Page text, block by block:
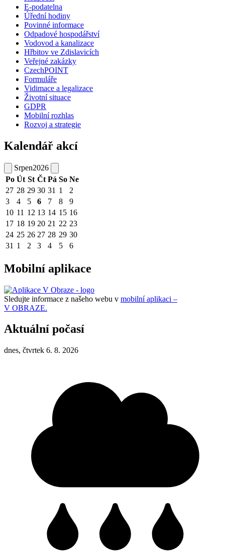
E-podatelna
Úřední hodiny
Povinné informace
Odpadové hospodářství
Vodovod a kanalizace
Hřbitov ve Zdislavicích
Veřejné zakázky
CzechPOINT
Formuláře
Vidimace a legalizace
Životní situace
GDPR
Mobilní rozhlas
Rozvoj a strategie
Kalendář akcí
Srpen2026
Po Út St Čt Pá So Ne
27 28 29 30 31 1
2
3
4 5 6 7 8
9
10 11 12 13 14 15 16
17 18 19 20 21 22 23
24 25 26 27 28 29 30
31 1 2 3 4 5 6
Mobilní aplikace
Sledujte informace z našeho webu v mobilní aplikaci –
V OBRAZE.
Aktuální počasí
dnes, čtvrtek 6. 8. 2026